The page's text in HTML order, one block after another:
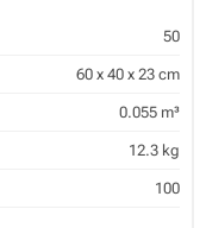
50
60 x 40 x 23 cm
0.055 m³
12.3 kg
100